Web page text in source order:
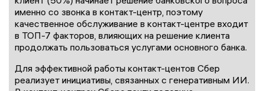
именно со звонка в контакт-центр, поэтому
качественное обслуживание в контакт-центре входит
в ТОП-7 факторов, влияющих на решение клиента
продолжать пользоваться услугами основного банка.
Для эффективной работы контакт-центов Сбер
реализует инициативы, связанных с генеративным ИИ.